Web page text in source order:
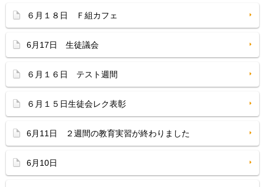
６月１８日 Ｆ組カフェ
6月17日 生徒議会
６月１６日 テスト週間
６月１５日生徒会レク表彰
6月11日 ２週間の教育実習が終わりました
6月10日